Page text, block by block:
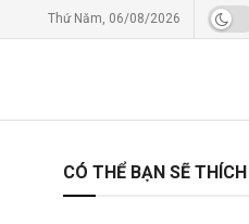
Thứ Năm, 06/08/2026
CÓ THỂ BẠN SẼ THÍCH